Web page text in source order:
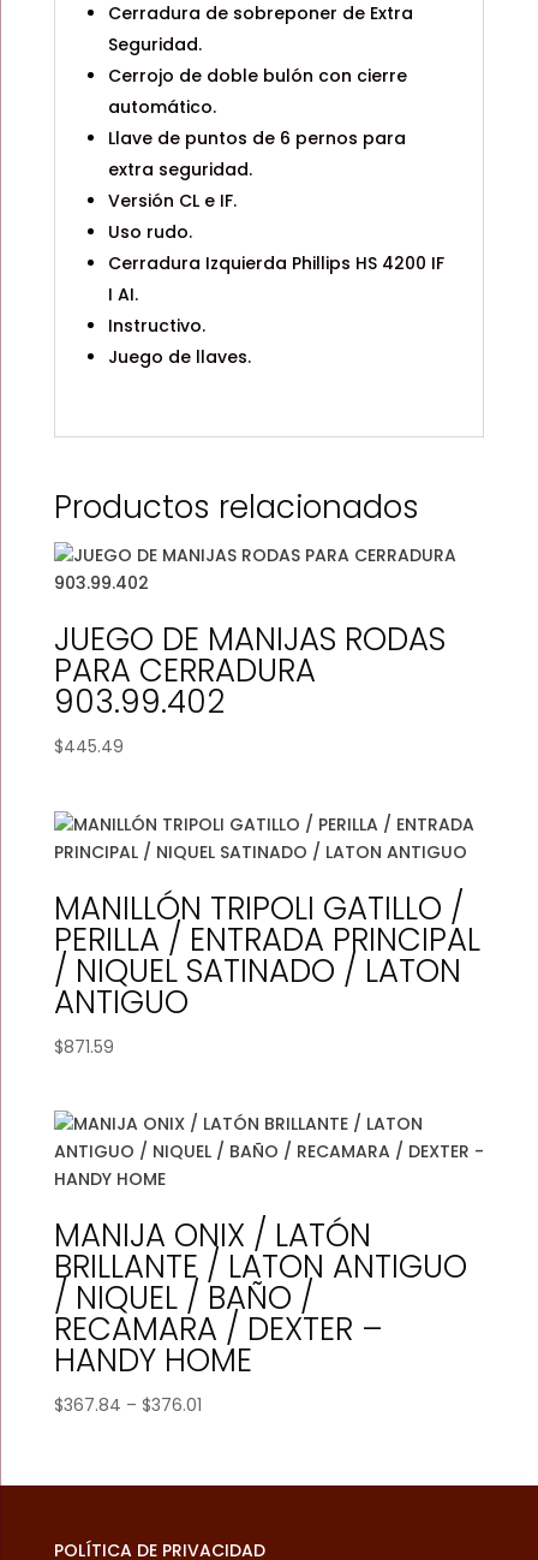
Cerradura de sobreponer de Extra
Seguridad.
Cerrojo de doble bulón con cierre
automático.
Llave de puntos de 6 pernos para
extra seguridad.
Versión CL e IF.
Uso rudo.
Cerradura Izquierda Phillips HS 4200 IF
I AI.
Instructivo.
Juego de llaves.
Productos relacionados
JUEGO DE MANIJAS RODAS
PARA CERRADURA
903.99.402
$445.49
MANILLÓN TRIPOLI GATILLO /
PERILLA / ENTRADA PRINCIPAL
/ NIQUEL SATINADO / LATON
ANTIGUO
$871.59
MANIJA ONIX / LATÓN
BRILLANTE / LATON ANTIGUO
/ NIQUEL / BAÑO /
RECAMARA / DEXTER –
HANDY HOME
$367.84 – $376.01Price
through
POLÍTICA DE PRIVACIDAD